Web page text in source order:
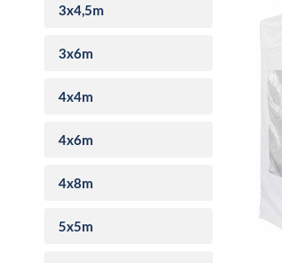
3x4,5m
3x6m
4x4m
4x6m
4x8m
5x5m